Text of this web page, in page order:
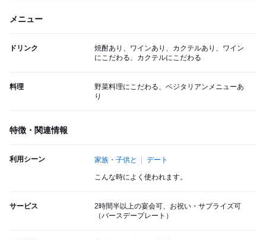
メニュー
ドリンク
焼酎あり、ワインあり、カクテルあり、ワイン
にこだわる、カクテルにこだわる
料理
野菜料理にこだわる、ベジタリアンメニューあ
り
特徴・関連情報
利用シーン 家族・子供と デート
こんな時によく使われます。
サービス
2時間半以上の宴会可、お祝い・サプライズ可
（バースデープレート）